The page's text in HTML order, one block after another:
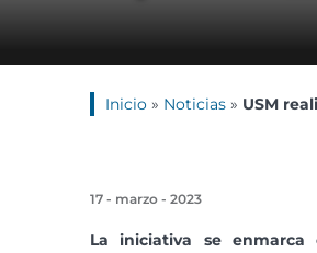
Inicio » Noticias » USM
17 - marzo - 2023
La iniciativa se